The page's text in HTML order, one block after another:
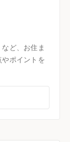
ど、お住ま
ポイントを